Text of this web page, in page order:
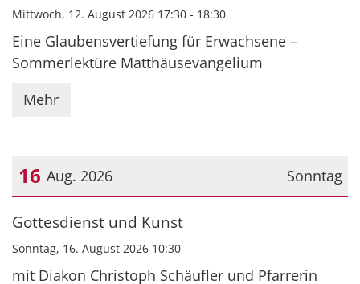
Mittwoch, 12. August 2026 17:30 - 18:30
Eine Glaubensvertiefung für Erwachsene –
Sommerlektüre Matthäusevangelium
Mehr
Sonntag
16 Aug. 2026
Datum: 16. August 2026
Gottesdienst und Kunst
Sonntag, 16. August 2026 10:30
mit Diakon Christoph Schäufler und Pfarrerin